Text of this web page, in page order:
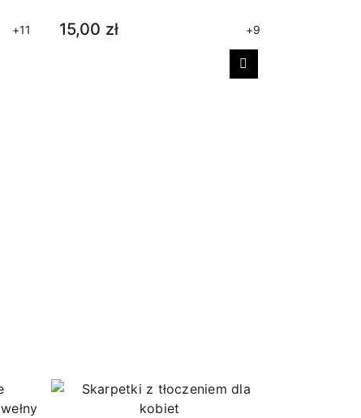
+11 15,00 zł +9
Następny